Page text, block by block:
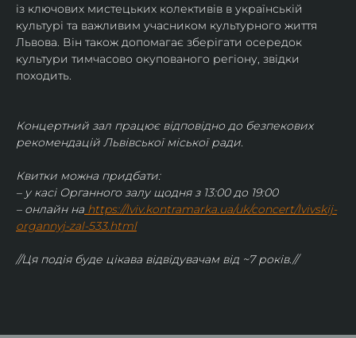
із ключових мистецьких колективів в українській
культурі та важливим учасником культурного життя
Львова. Він також допомагає зберігати осередок
культури тимчасово окупованого регіону, звідки
походить.
Концертний зал працює відповідно до безпекових
рекомендацій Львівської міської ради.
Квитки можна придбати:
– у касі Органного залу щодня з 13:00 до 19:00
– онлайн на https://lviv.kontramarka.ua/uk/concert/lvivskij-
organnyj-zal-533.html
//Ця подія буде цікава відвідувачам від ~7 років.//